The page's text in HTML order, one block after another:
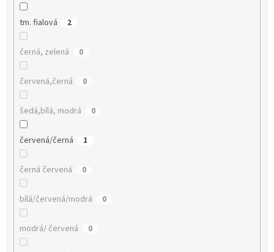
tm. fialová 2
černá, zelená 0
červená,černá 0
šedá,bílá, modrá 0
červená/černá 1
černá červená 0
bílá/červená/modrá 0
modrá/ červená 0